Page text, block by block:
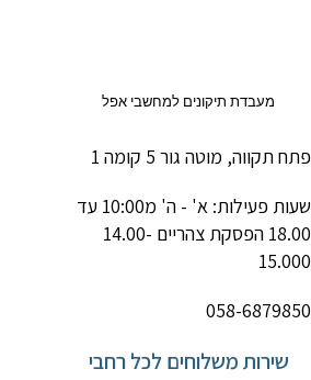
מעבדת תיקונים למחשבי אפל
תקווה, מוטה גור 5 קומה 1
שעות פעילות: א' - ה' מ10:00 עד
18.00 הפסקת צהריים 14.00-
058-
שירות משלוחים לכל רחבי